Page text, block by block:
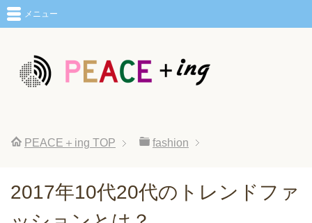
メニュー
PEACE＋ing TOP fashion
2017年10代20代のトレンドファ